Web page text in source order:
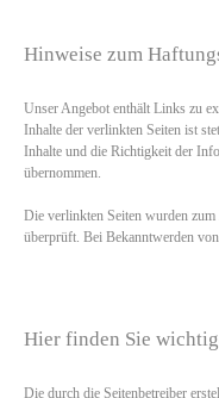
Hinweise zum
Unser Angebot enthält Links zu
Inhalte der verlinkten Seiten ist
Inhalte und die Richtigkeit der
übernommen.
Die verlinkten Seiten wurden
überprüft. Bei Bekanntwerden
Hier finden Sie
Die durch die Seitenbetreiber